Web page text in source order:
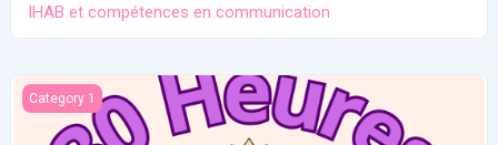
IHAB et compétences en communication
Contraception. Allaitement en situation de crise
Category 1